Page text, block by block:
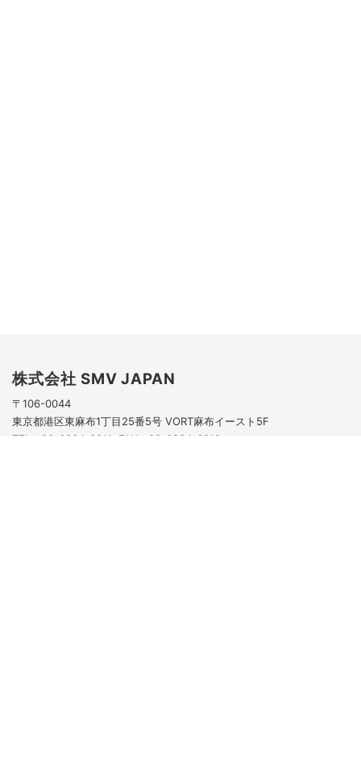
株式会社 SMV JAPAN
〒106-0044
東京都港区東麻布1丁目25番5号 VORT麻布イースト5F
TEL：03-6234-6211 FAX：03-6234-6212